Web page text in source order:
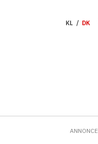
KL DK
ANNONCE